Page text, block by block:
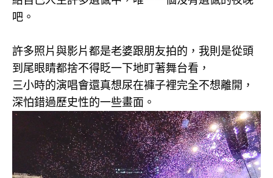
吧。
許多照片與影片都是老婆跟朋友拍的，我則是從頭
到尾眼睛都捨不得眨一下地盯著舞台看，
三小時的演唱會還真想尿在褲子裡完全不想離開，
深怕錯過歷史性的一些畫面。